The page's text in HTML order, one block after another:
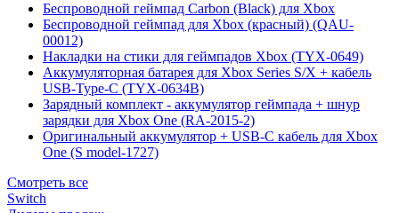
Беспроводной геймпад Carbon (Black) для Xbox
Беспроводной геймпад для Xbox (красный) (QAU-
00012)
Накладки на стики для геймпадов Xbox (TYX-0649)
Аккумуляторная батарея для Xbox Series S/X + кабель
USB-Type-C (TYX-0634B)
Зарядный комплект - аккумулятор геймпада + шнур
зарядки для Xbox One (RA-2015-2)
Оригинальный аккумулятор + USB-C кабель для Xbox
One (S model-1727)
Смотреть все
Switch